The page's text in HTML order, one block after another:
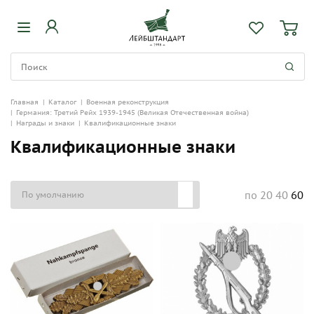
Главная | Каталог | Военная реконструкция
| Германия: Третий Рейх 1939-1945 (Великая Отечественная война)
| Награды и знаки | Квалификационные знаки
Квалификационные знаки
по 20 40 60